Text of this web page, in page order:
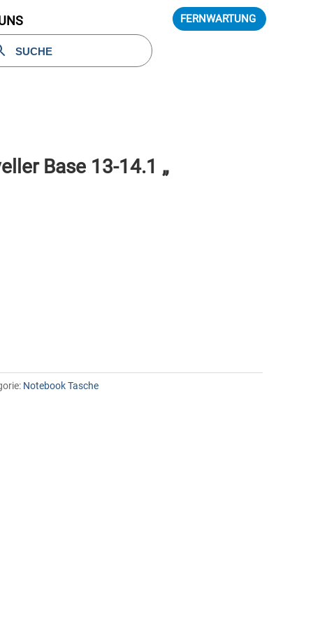
FERNWARTUNG
Base 13-14.1 „
Notebook Tasche